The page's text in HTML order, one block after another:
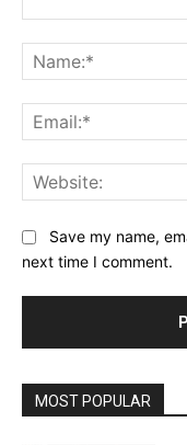
Save my name,
next time I comment.
MOST POPULAR